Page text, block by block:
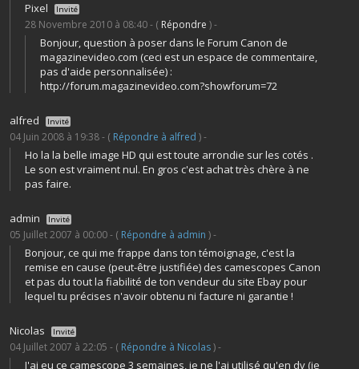
Pixel
Invité
28 Novembre 2010 à 08:40 - ( Répondre ) -
Bonjour, question à poser dans le Forum Canon de
magazinevideo.com (ceci est un espace de commentaire,
pas d'aide personnalisée) :
http://forum.magazinevideo.com?showforum=72
alfred Invité
04 Juin 2008 à 19:38 - ( Répondre à alfred ) -
Ho la la belle image HD qui est toute arrondie sur les cotés .
Le son est vraiment nul. En gros c'est achat très chère à ne
pas faire.
admin Invité
05 Juillet 2007 à 00:00 - ( Répondre à admin ) -
Bonjour, ce qui me frappe dans ton témoignage, c'est la
remise en cause (peut-être justifiée) des camescopes Canon
et pas du tout la fiabilité de ton vendeur du site Ebay pour
lequel tu précises n'avoir obtenu ni facture ni garantie !
Nicolas Invité
04 Juillet 2007 à 22:05 - ( Répondre à Nicolas) -
J'ai eu ce camescope 3 semaines, je ne l'ai utilisé qu'en dv (je